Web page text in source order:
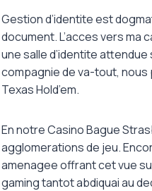
Gestion d’identite est
document. L’acces vers
une salle d’identite
compagnie de va-tout, nous
Texas Hold’em.
En notre Casino Bague
agglomerations de jeu.
amenagee offrant cet vue
gaming tantot abdiquai au